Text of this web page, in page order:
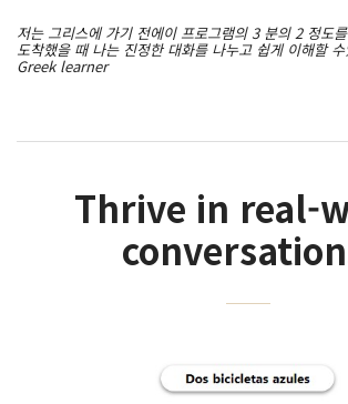
저는 그리스에 가기 전에이 프로그램의 3 분의 2 정도
도착했을 때 나는 진정한 대화를 나누고 쉽게 이해할
Greek learner
Thrive in real-